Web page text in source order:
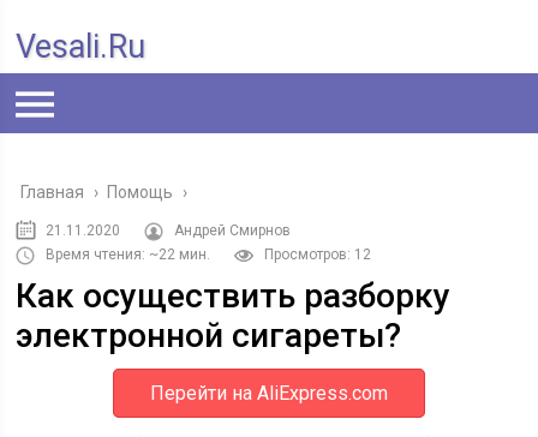
Vesali.ru
Главная › Помощь ›
21.11.2020
Андрей Смирнов
Время чтения: ~22 мин.
Просмотров: 12
Как осуществить разборку
электронной сигареты?
Перейти на AliExpress.com